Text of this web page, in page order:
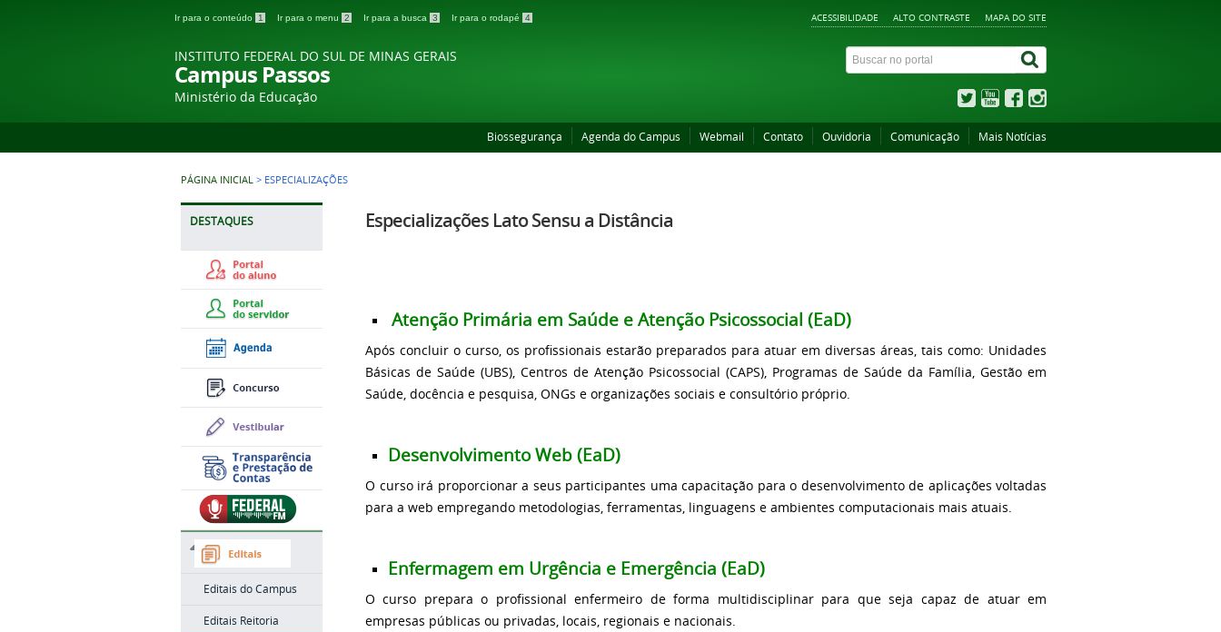
Ir para o conteúdo 1 Ir para o menu 2 Ir para a busca 3 Ir para o rodapé 4 ACESSIBILIDADE ALTO CONTRASTE MAPA DO SITE
INSTITUTO FEDERAL DO SUL DE MINAS GERAIS
Campus Passos
Ministério da Educação
Biossegurança Agenda do Campus Webmail Contato Ouvidoria Comunicação Mais Notícias
PÁGINA INICIAL > ESPECIALIZAÇÕES
DESTAQUES
Editais do Campus
Editais Reitoria
Especializações Lato Sensu a Distância
Atenção Primária em Saúde e Atenção Psicossocial (EaD)
Após concluir o curso, os profissionais estarão preparados para atuar em diversas áreas, tais como: Unidades
Básicas de Saúde (UBS), Centros de Atenção Psicossocial (CAPS), Programas de Saúde da Família, Gestão em
Saúde, docência e pesquisa, ONGs e organizações sociais e consultório próprio.
Desenvolvimento Web (EaD)
O curso irá proporcionar a seus participantes uma capacitação para o desenvolvimento de aplicações voltadas
para a web empregando metodologias, ferramentas, linguagens e ambientes computacionais mais atuais.
Enfermagem em Urgência e Emergência (EaD)
O curso prepara o profissional enfermeiro de forma multidisciplinar para que seja capaz de atuar em
empresas públicas ou privadas, locais, regionais e nacionais.